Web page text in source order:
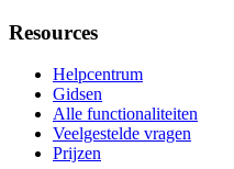
Resources
Helpcentrum
Gidsen
Alle functionaliteiten
Veelgestelde vragen
Prijzen